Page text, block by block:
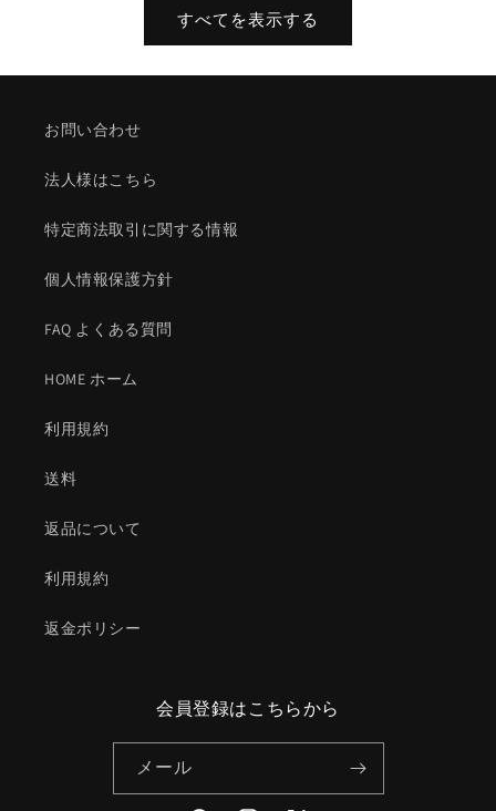
格
価
すべてを表示する
お問い合わせ
法人様はこちら
特定商法取引に関する情報
個人情報保護方針
FAQ よくある質問
HOME ホーム
利用規約
送料
返品について
利用規約
返金ポリシー
会員登録はこちらから
メール